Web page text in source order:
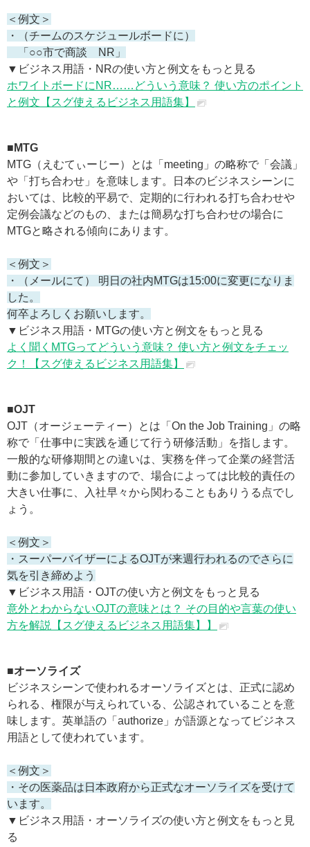
＜例文＞
・（チームのスケジュールボードに）
「○○市で商談 NR」
▼ビジネス用語・NRの使い方と例文をもっと見る
ホワイトボードにNR……どういう意味？ 使い方のポイント
と例文【スグ使えるビジネス用語集】
■MTG
MTG（えむてぃーじー）とは「meeting」の略称で「会議」
や「打ち合わせ」を意味します。日本のビジネスシーンに
おいては、比較的平易で、定期的に行われる打ち合わせや
定例会議などのもの、または簡易な打ち合わせの場合に
MTGと略される傾向にあります。
＜例文＞
・（メールにて） 明日の社内MTGは15:00に変更になりま
した。
何卒よろしくお願いします。
▼ビジネス用語・MTGの使い方と例文をもっと見る
よく聞くMTGってどういう意味？ 使い方と例文をチェッ
ク！【スグ使えるビジネス用語集】
■OJT
OJT（オージェーティー）とは「On the Job Training」の略
称で「仕事中に実践を通じて行う研修活動」を指します。
一般的な研修期間との違いは、実務を伴って企業の経営活
動に参加していきますので、場合によっては比較的責任の
大きい仕事に、入社早々から関わることもありうる点でし
ょう。
＜例文＞
・スーパーバイザーによるOJTが来週行われるのでさらに
気を引き締めよう
▼ビジネス用語・OJTの使い方と例文をもっと見る
意外とわからないOJTの意味とは？ その目的や言葉の使い
方を解説【スグ使えるビジネス用語集】】
■オーソライズ
ビジネスシーンで使われるオーソライズとは、正式に認め
られる、権限が与えられている、公認されていることを意
味します。英単語の「authorize」が語源となってビジネス
用語として使われています。
＜例文＞
・その医薬品は日本政府から正式なオーソライズを受けて
います。
▼ビジネス用語・オーソライズの使い方と例文をもっと見
る